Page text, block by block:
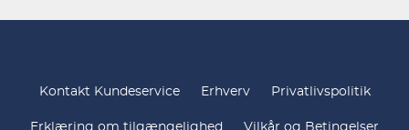
Kontakt Kundeservice Erhverv Privatlivspolitik
Erklæring om tilgængelighed Vilkår og Betingelser